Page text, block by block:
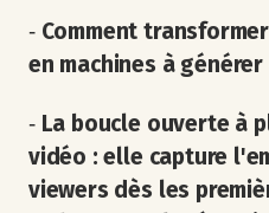
‐ Comment
en machines à
‐ La boucle ouverte à
vidéo : elle capture
viewers dès les